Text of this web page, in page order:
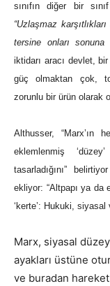
sınıfın diğer bir
“Uzlaşmaz
tersine onları
iktidarı aracı devlet, bir
güç olmaktan çok,
zorunlu bir ürün olarak
Althusser, “Marx’ın
eklemlenmiş
tasarladığını”
ekliyor: “Altpapı ya da
‘kerte’: Hukuki,
Marx, siyasal
ayakları üstüne
ve buradan